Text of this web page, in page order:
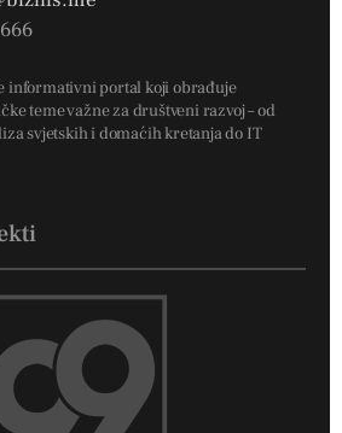
informativni portal koji obrađuje
teme važne za društveni razvoj – od
svjetskih i domaćih kretanja do IT